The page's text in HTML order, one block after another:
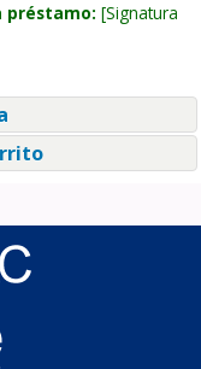
préstamo: Signatura